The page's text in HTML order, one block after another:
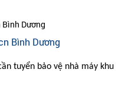
Bình Dương
tuyển bảo vệ nhà máy khu